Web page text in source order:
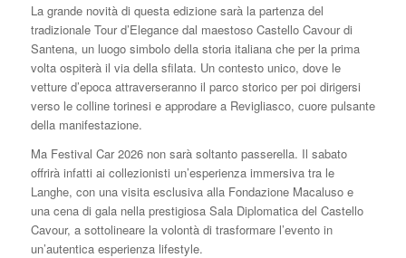
La grande novità di questa edizione sarà la partenza del
tradizionale Tour d’Elegance dal maestoso Castello Cavour di
Santena, un luogo simbolo della storia italiana che per la prima
volta ospiterà il via della sfilata. Un contesto unico, dove le
vetture d’epoca attraverseranno il parco storico per poi dirigersi
verso le colline torinesi e approdare a Revigliasco, cuore pulsante
della manifestazione.
Ma Festival Car 2026 non sarà soltanto passerella. Il sabato
offrirà infatti ai collezionisti un’esperienza immersiva tra le
Langhe, con una visita esclusiva alla Fondazione Macaluso e
una cena di gala nella prestigiosa Sala Diplomatica del Castello
Cavour, a sottolineare la volontà di trasformare l’evento in
un’autentica esperienza lifestyle.